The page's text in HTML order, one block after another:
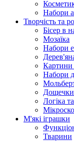
Набори
Творчість та
Бісер в
Мозаїка
Набори
Картини
Набори
Логіка
М'які іграшки
Тварини